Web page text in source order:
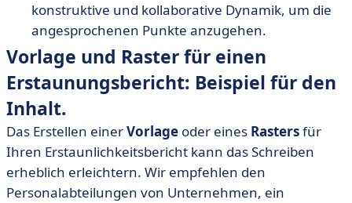
konstruktive und kollaborative Dynamik, um die
angesprochenen Punkte anzugehen.
Vorlage und Raster für einen
Erstaunungsbericht: Beispiel für den
Inhalt.
Das Erstellen einerVorlage oder eines Rastersfür
Ihren Erstaunlichkeitsbericht kann das Schreiben
erheblich erleichtern. Wir empfehlen den
Personalabteilungen von Unternehmen, ein